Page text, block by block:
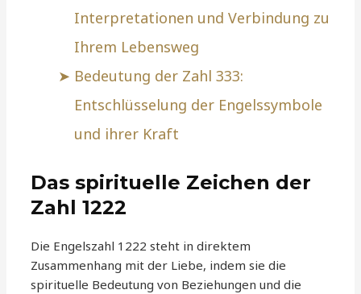
Interpretationen und Verbindung zu
Ihrem Lebensweg
Bedeutung der Zahl 333:
Entschlüsselung der Engelssymbole
und ihrer Kraft
Das spirituelle Zeichen der
Zahl 1222
Die Engelszahl 1222 steht in direktem
Zusammenhang mit der Liebe, indem sie die
spirituelle Bedeutung von Beziehungen und die